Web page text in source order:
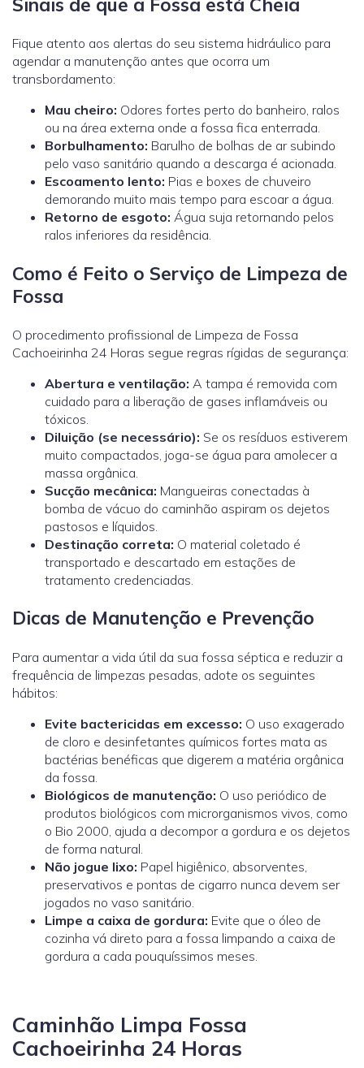
Fique atento aos alertas do seu sistema hidráulico para
agendar a manutenção antes que ocorra um
transbordamento:
Mau cheiro: Odores fortes perto do banheiro, ralos
ou na área externa onde a fossa fica enterrada.
Borbulhamento: Barulho de bolhas de ar subindo
pelo vaso sanitário quando a descarga é acionada.
Escoamento lento: Pias e boxes de chuveiro
demorando muito mais tempo para escoar a água.
Retorno de esgoto: Água suja retornando pelos
ralos inferiores da residência.
Como é Feito o Serviço de Limpeza de
Fossa
O procedimento profissional de Limpeza de Fossa
Cachoeirinha 24 Horas segue regras rígidas de segurança:
Abertura e ventilação: A tampa é removida com
cuidado para a liberação de gases inflamáveis ou
tóxicos.
Diluição (se necessário): Se os resíduos estiverem
muito compactados, joga-se água para amolecer a
massa orgânica.
Sucção mecânica: Mangueiras conectadas à
bomba de vácuo do caminhão aspiram os dejetos
pastosos e líquidos.
Destinação correta: O material coletado é
transportado e descartado em estações de
tratamento credenciadas.
Dicas de Manutenção e Prevenção
Para aumentar a vida útil da sua fossa séptica e reduzir a
frequência de limpezas pesadas, adote os seguintes
hábitos:
Evite bactericidas em excesso: O uso exagerado
de cloro e desinfetantes químicos fortes mata as
bactérias benéficas que digerem a matéria orgânica
da fossa.
Biológicos de manutenção: O uso periódico de
produtos biológicos com microrganismos vivos, como
o Bio 2000 , ajuda a decompor a gordura e os dejetos
de forma natural.
Não jogue lixo: Papel higiênico, absorventes,
preservativos e pontas de cigarro nunca devem ser
jogados no vaso sanitário.
Limpe a caixa de gordura: Evite que o óleo de
cozinha vá direto para a fossa limpando a caixa de
gordura a cada pouquíssimos meses.
Caminhão Limpa Fossa
Cachoeirinha 24 Horas